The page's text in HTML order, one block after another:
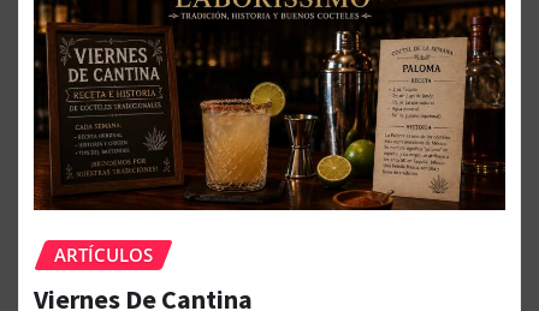
ARTÍCULOS
Viernes De Cantina